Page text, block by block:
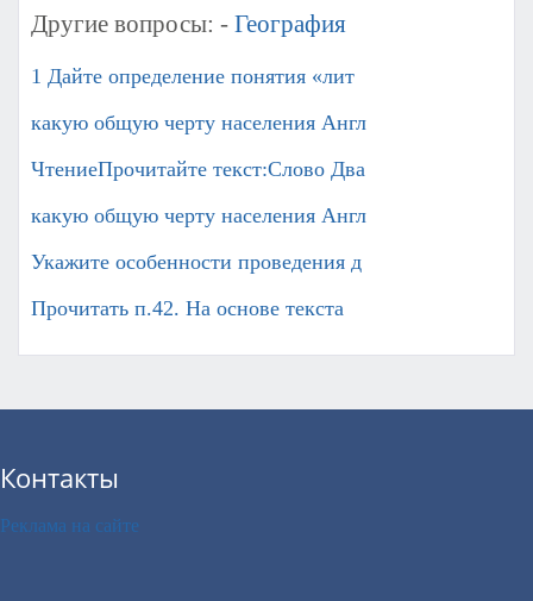
Другие вопросы: - География
1 Дайте определение понятия «лит
какую общую черту населения Англ
ЧтениеПрочитайте текст:Слово Два
какую общую черту населения Англ
Укажите особенности проведения д
Прочитать п.42. На основе текста
Контакты
Реклама на сайте